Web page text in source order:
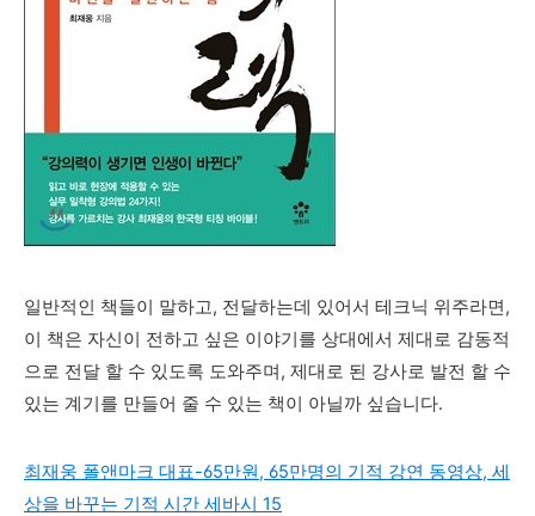
일반적인 책들이 말하고, 전달하는데 있어서 테크닉 위주라면,
이 책은 자신이 전하고 싶은 이야기를 상대에서 제대로 감동적
으로 전달 할 수 있도록 도와주며, 제대로 된 강사로 발전 할 수
있는 계기를 만들어 줄 수 있는 책이 아닐까 싶습니다.
최재웅 폴앤마크 대표-65만원, 65만명의 기적 강연 동영상, 세
상을 바꾸는 기적 시간 세바시 15